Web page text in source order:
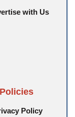
with Us
Policies
Policy